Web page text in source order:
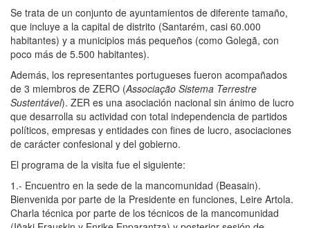
Se trata de un conjunto de ayuntamientos de diferente tamaño,
que incluye a la capital de distrito (Santarém, casi 60.000
habitantes) y a municipios más pequeños (como Golegã, con
poco más de 5.500 habitantes).
Además, los representantes portugueses fueron acompañados
de 3 miembros de ZERO (Associação Sistema Terrestre
Sustentável). ZER es una asociación nacional sin ánimo de lucro
que desarrolla su actividad con total independencia de partidos
políticos, empresas y entidades con fines de lucro, asociaciones
de carácter confesional y del gobierno.
El programa de la visita fue el siguiente:
1.- Encuentro en la sede de la mancomunidad (Beasain).
Bienvenida por parte de la Presidente en funciones, Leire Artola.
Charla técnica por parte de los técnicos de la mancomunidad